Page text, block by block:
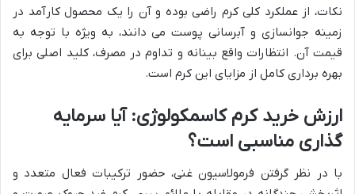
نکات، از عملکرد کلی کرم راضی بوده و آن را یک محصول کارآمد در
زمینه جوانسازی و آبرسانی پوست می دانند، به ویژه با توجه به
قیمت آن. انتظارات واقع بینانه و تداوم در مصرف، کلید اصلی برای
بهره برداری کامل از مزایای این کرم است.
ارزش خرید کرم کاسمکولوژی: آیا سرمایه
گذاری مناسبی است؟
با در نظر گرفتن فرمولاسیون غنی، حضور ترکیبات فعال متعدد و